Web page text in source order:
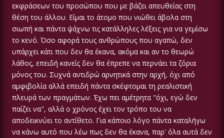
εκφράσεων του προσώπου που με βάζει απευθείας στη
θέση του άλλου. Είμαι το άτομο που νιώθει άβολα στη
σιωπή και πάντα ψάχνω τις κατάλληλες λέξεις για να γεμίσω
το κενό. Όσο αφορά τους ανθρώπους που αγαπώ, δεν
υπάρχει κάτι που δεν θα έκανα, ακόμα και αν το θεωρώ
λάθος, επειδή κανείς δεν θα έπρεπε να περνάει τα ζόρια
μόνος του. Συχνά αντιδρώ αρνητικά στην αρχή, όχι από
αμφιβολία αλλά επειδή πάντα σκέφτομαι τη ρεαλιστική
πλευρά των πραγμάτων. Έχω πει αμέτρητα "όχι, εγώ δεν
παίζει να", αλλά ο χρόνος έχει τον τρόπο του να
αποδεικνύει το αντίθετο. Για κάποιο λόγο πάντα καταλήγω
να κάνω αυτό που λέω πως δεν θα έκανα, παρ' όλα αυτά δεν